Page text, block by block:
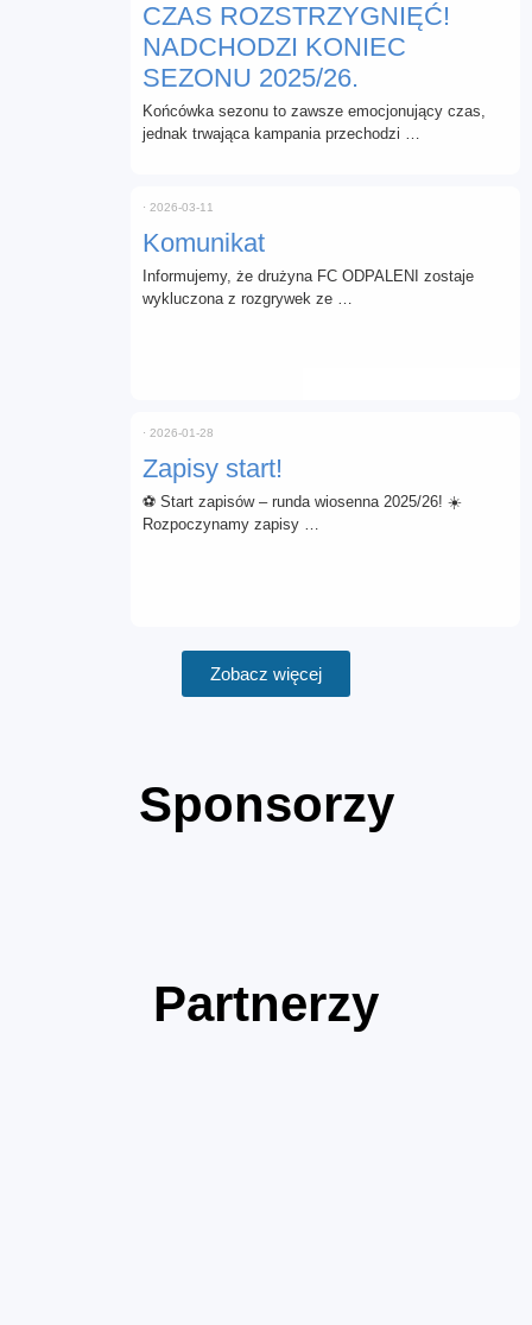
CZAS ROZSTRZYGNIĘĆ!
NADCHODZI KONIEC
SEZONU 2025/26.
Końcówka sezonu to zawsze emocjonujący czas,
jednak trwająca kampania przechodzi …
Komunikat
⋅ 2026-03-11
Informujemy, że drużyna FC ODPALENI zostaje
wykluczona z rozgrywek ze …
Zapisy start!
⋅ 2026-01-28
⚽ Start zapisów – runda wiosenna 2025/26! ☀️
Rozpoczynamy zapisy …
Zobacz więcej
Sponsorzy
Partnerzy